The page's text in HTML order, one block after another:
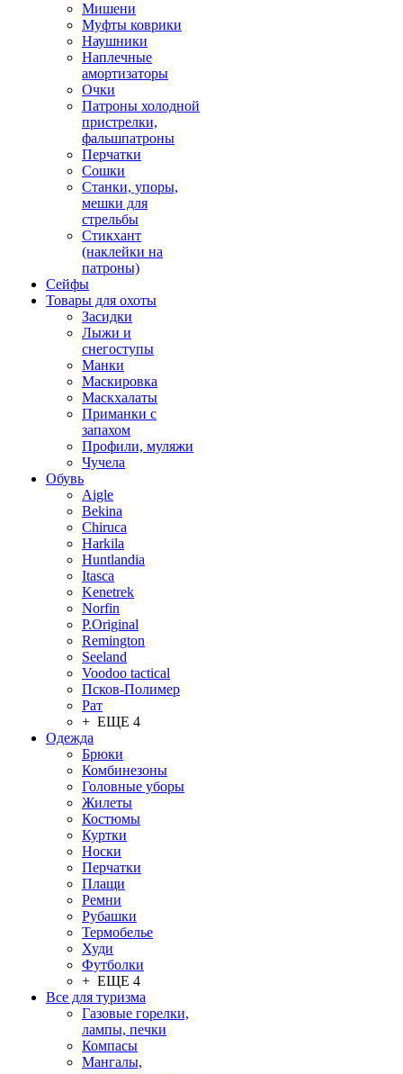
Мишени
Муфты коврики
Наушники
Наплечные
амортизаторы
Очки
Патроны холодной
пристрелки,
фальшпатроны
Перчатки
Сошки
Станки, упоры,
мешки для
стрельбы
Стикхант
(наклейки на
патроны)
Сейфы
Товары для охоты
Засидки
Лыжи и
снегоступы
Манки
Маскировка
Маскхалаты
Приманки с
запахом
Профили, муляжи
Чучела
Обувь
Aigle
Bekina
Chiruсa
Harkila
Huntlandia
Itasca
Kenetrek
Norfin
P.Original
Remington
Seeland
Voodoo tactical
Псков-Полимер
Рат
+ ЕЩЕ 4
Одежда
Брюки
Комбинезоны
Головные уборы
Жилеты
Костюмы
Куртки
Носки
Перчатки
Плащи
Ремни
Рубашки
Термобелье
Худи
Футболки
+ ЕЩЕ 4
Все для туризма
Газовые горелки,
лампы, печки
Компасы
Мангалы,